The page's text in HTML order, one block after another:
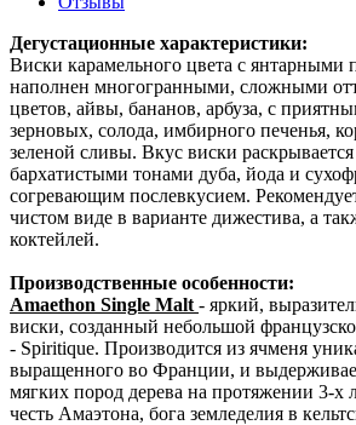
Дегустационные характеристики:
Виски карамельного цвета с янтарными
наполнен многогранными, сложными
цветов, айвы, бананов, арбуза, с
зерновых, солода, имбирного печенья,
зеленой сливы. Вкус виски
бархатистыми тонами дуба, йода и
согревающим послевкусием.
чистом виде в варианте дижестива, а
коктейлей.
Производственные особенности:
Amaethon Single Malt - яркий,
виски, созданный небольшой
- Spiritique. Производится из ячменя
выращенного во Франции, и
мягких пород дерева на протяжении 3-х
честь Амаэтона, бога земледелия в